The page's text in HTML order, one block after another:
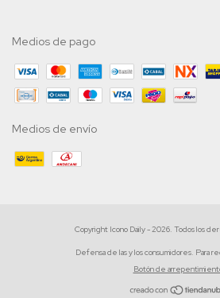
Medios de pago
Medios de envío
Copyright Icono Daily - 2026. Todos los
Defensa de las y los consumidores. Para
Botón de